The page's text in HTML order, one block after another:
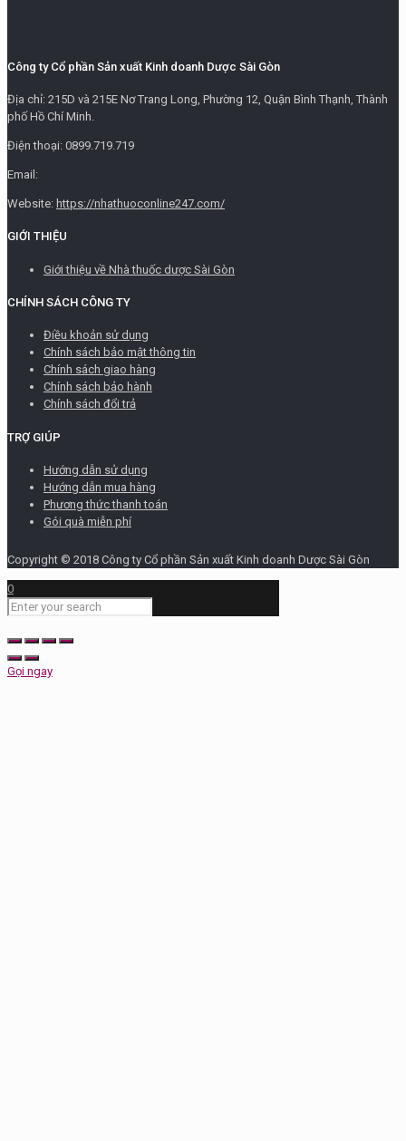
Công ty Cổ phần Sản xuất Kinh doanh Dược Sài Gòn
Địa chỉ: 215D và 215E Nơ Trang Long, Phường 12, Quận Bình Thạnh, Thành
phố Hồ Chí Minh.
Điện thoại: 0899.719.719
Email:
Website: https://nhathuoconline247.com/
GIỚI THIỆU
Giới thiệu về Nhà thuốc dược Sài Gòn
CHÍNH SÁCH CÔNG TY
Điều khoản sử dụng
Chính sách bảo mật thông tin
Chính sách giao hàng
Chính sách bảo hành
Chính sách đổi trả
TRỢ GIÚP
Hướng dẫn sử dụng
Hướng dẫn mua hàng
Phương thức thanh toán
Gói quà miễn phí
Copyright © 2018 Công ty Cổ phần Sản xuất Kinh doanh Dược Sài Gòn
0
Gọi ngay